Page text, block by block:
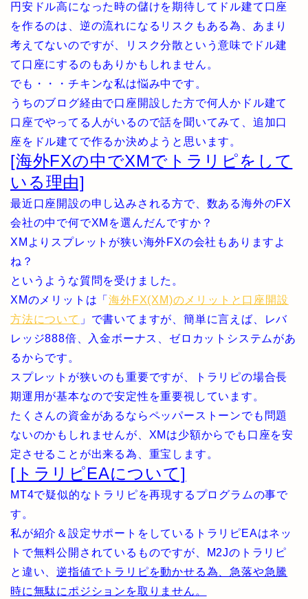
円安ドル高になった時の儲けを期待してドル建て口座
を作るのは、逆の流れになるリスクもある為、あまり
考えてないのですが、リスク分散という意味でドル建
て口座にするのもありかもしれません。
でも・・・チキンな私は悩み中です。
うちのブログ経由で口座開設した方で何人かドル建て
口座でやってる人がいるので話を聞いてみて、追加口
座をドル建てで作るか決めようと思います。
[海外FXの中でXMでトラリピをして
いる理由]
最近口座開設の申し込みされる方で、数ある海外のFX
会社の中で何でXMを選んだんですか？
XMよりスプレットが狭い海外FXの会社もありますよ
ね？
というような質問を受けました。
XMのメリットは「海外FX(XM)のメリットと口座開設
方法について 」で書いてますが、簡単に言えば、レバ
レッジ888倍、入金ボーナス、ゼロカットシステムがあ
るからです。
スプレットが狭いのも重要ですが、トラリピの場合長
期運用が基本なので安定性を重要視しています。
たくさんの資金があるならペッパーストーンでも問題
ないのかもしれませんが、XMは少額からでも口座を安
定させることが出来る為、重宝します。
[トラリピEAについて]
MT4で疑似的なトラリピを再現するプログラムの事で
す。
私が紹介＆設定サポートをしているトラリピEAはネッ
トで無料公開されているものですが、M2Jのトラリピ
と違い、逆指値でトラリピを動かせる為、急落や急騰
時に無駄にポジションを取りません。